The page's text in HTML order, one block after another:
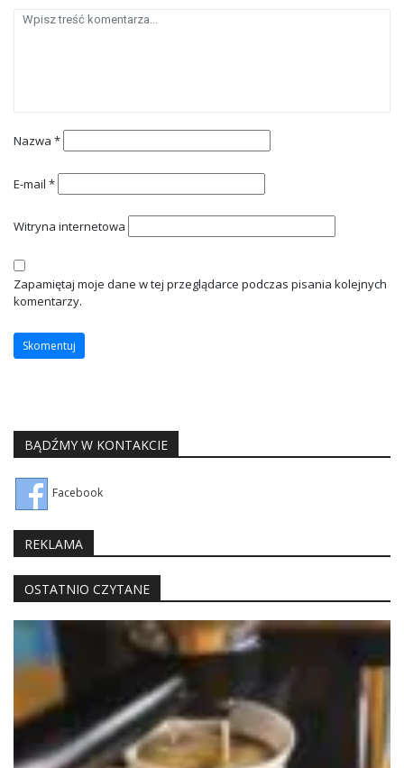
Nazwa *
E-mail *
Witryna internetowa
Zapamiętaj moje dane w tej przeglądarce podczas pisania kolejnych
komentarzy.
BĄDŹMY W KONTAKCIE
Facebook
REKLAMA
OSTATNIO CZYTANE